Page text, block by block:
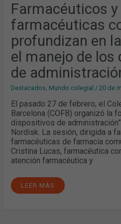
Farmacéuticos y
farmacéuticas
profundizan en
el manejo de los
de
Destacados, Mundo colegial /20 de
El pasado 27 de febrero, el
Barcelona (COFB) organizó la
dispositivos de
Nordisk. La sesión, dirigida a
farmacéuticas de farmacia
Cristina Lucas, farmacéutica
atención farmacéutica y
LEER MÁS